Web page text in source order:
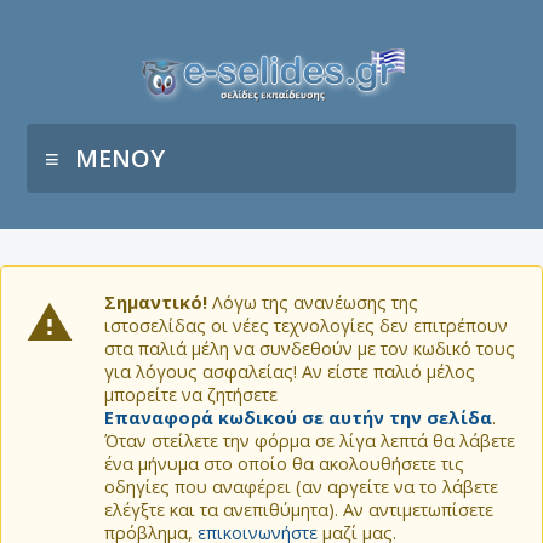
ΜΕΝΟΥ
Σημαντικό! Λόγω της ανανέωσης της
ιστοσελίδας οι νέες τεχνολογίες δεν επιτρέπουν
στα παλιά μέλη να συνδεθούν με τον κωδικό τους
για λόγους ασφαλείας! Αν είστε παλιό μέλος
μπορείτε να ζητήσετε
Επαναφορά κωδικού σε αυτήν την σελίδα.
Όταν στείλετε την φόρμα σε λίγα λεπτά θα λάβετε
ένα μήνυμα στο οποίο θα ακολουθήσετε τις
οδηγίες που αναφέρει (αν αργείτε να το λάβετε
ελέγξτε και τα ανεπιθύμητα). Αν αντιμετωπίσετε
πρόβλημα, επικοινωνήστε μαζί μας.